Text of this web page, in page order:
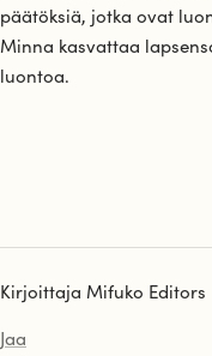
Kirjoittaja Mifuko Editors
Jaa
päätöksiä, jotka ovat
Minna kasvattaa
luontoa.